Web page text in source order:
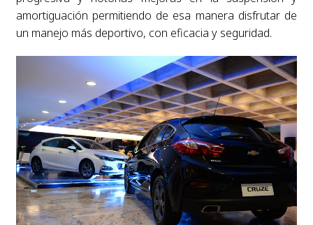
amortiguación permitiendo de esa manera disfrutar de
un manejo más deportivo, con eficacia y seguridad.